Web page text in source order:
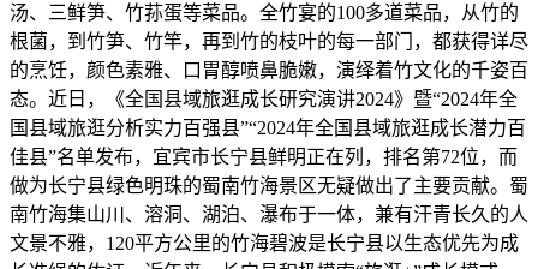
汤、三鲜笋、竹荪蛋等菜品。全竹宴的100多道菜品，从竹的
根菌，到竹笋、竹竿，再到竹的枝叶的每一部门，都获得详尽
的烹饪，颜色素雅、口胃醇喷鼻脆嫩，演绎着竹文化的千姿百
态。近日，《全国县域旅逛成长研究演讲2024》暨“2024年全
国县域旅逛分析实力百强县”“2024年全国县域旅逛成长潜力百
佳县”名单发布，宜宾市长宁县鲜明正在列，排名第72位，而
做为长宁县绿色明珠的蜀南竹海景区无疑做出了主要贡献。蜀
南竹海集山川、溶洞、湖泊、瀑布于一体，兼有汗青长久的人
文景不雅，120平方公里的竹海碧波是长宁县以生态优先为成